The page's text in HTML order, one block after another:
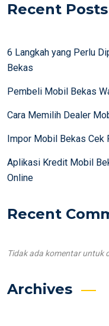
Recent Posts
6 Langkah yang Perlu
Bekas
Pembeli Mobil Bekas
Cara Memilih Dealer
Impor Mobil Bekas Cek
Aplikasi Kredit Mobil
Online
Recent
Tidak ada komentar untuk
Archives